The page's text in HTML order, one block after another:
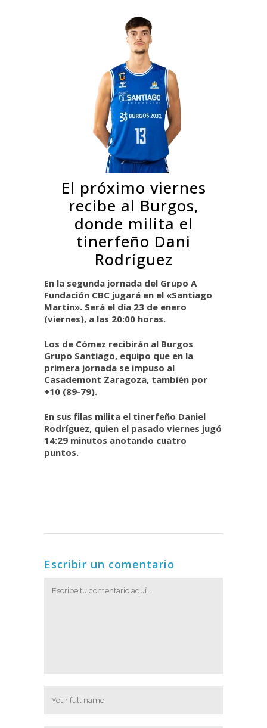
El próximo viernes
recibe al Burgos,
donde milita el
tinerfeño Dani
Rodríguez
En la segunda jornada del Grupo A
Fundación CBC jugará en el «Santiago
Martín». Será el día 23 de enero
(viernes), a las 20:00 horas.
Los de Cómez recibirán al Burgos
Grupo Santiago, equipo que en la
primera jornada se impuso al
Casademont Zaragoza, también por
+10 (89-79).
En sus filas milita el tinerfeño Daniel
Rodríguez, quien el pasado viernes jugó
14:29 minutos anotando cuatro
puntos.
Escribir un comentario